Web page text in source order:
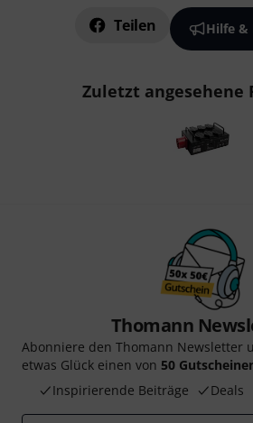
Teilen Hilfe &
Zuletzt angesehene
Thomann
Abonniere den Thomann Newsletter
etwas Glück einen von 50
Inspirierende Beiträge
Deals